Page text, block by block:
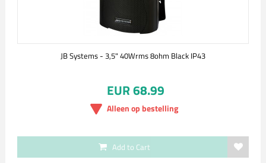
JB Systems - 3,5" 40Wrms 8ohm Black IP43
EUR 68.99
Alleen op bestelling
Add to Cart